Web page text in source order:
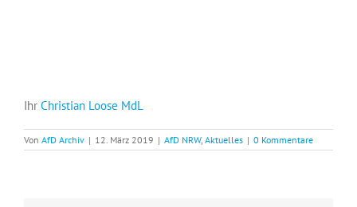
Ihr Christian Loose MdL
Von AfD Archiv | 12. März 2019 | AfD NRW, Aktuelles | 0 Kommentare